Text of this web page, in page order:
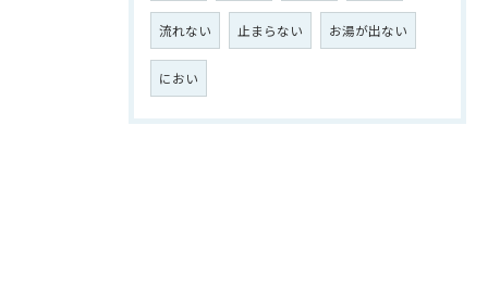
流れない 止まらない お湯が出ない
におい